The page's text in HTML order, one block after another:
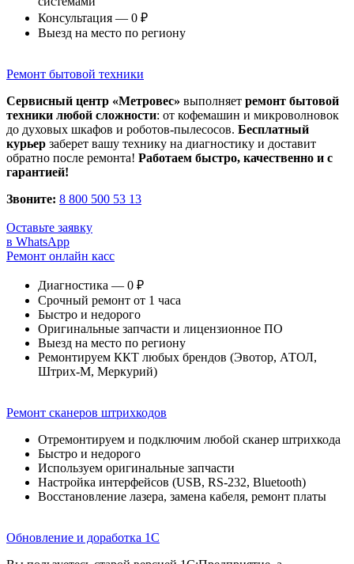
Консультация — 0 ₽
Выезд на место по региону
Ремонт бытовой техники
Сервисный центр «Метровес» выполняет ремонт бытовой
техники любой сложности: от кофемашин и микроволновок
до духовых шкафов и роботов-пылесосов. Бесплатный
курьер заберет вашу технику на диагностику и доставит
обратно после ремонта! Работаем быстро, качественно и с
гарантией!
Звоните: 8 800 500 53 13
Оставьте заявку
в WhatsApp
Ремонт онлайн касс
Диагностика — 0 ₽
Срочный ремонт от 1 часа
Быстро и недорого
Оригинальные запчасти и лицензионное ПО
Выезд на место по региону
Ремонтируем ККТ любых брендов (Эвотор, АТОЛ,
Штрих-М, Меркурий)
Ремонт сканеров штрихкодов
Отремонтируем и подключим любой сканер штрихкода
Быстро и недорого
Используем оригинальные запчасти
Настройка интерфейсов (USB, RS-232, Bluetooth)
Восстановление лазера, замена кабеля, ремонт платы
Обновление и доработка 1С